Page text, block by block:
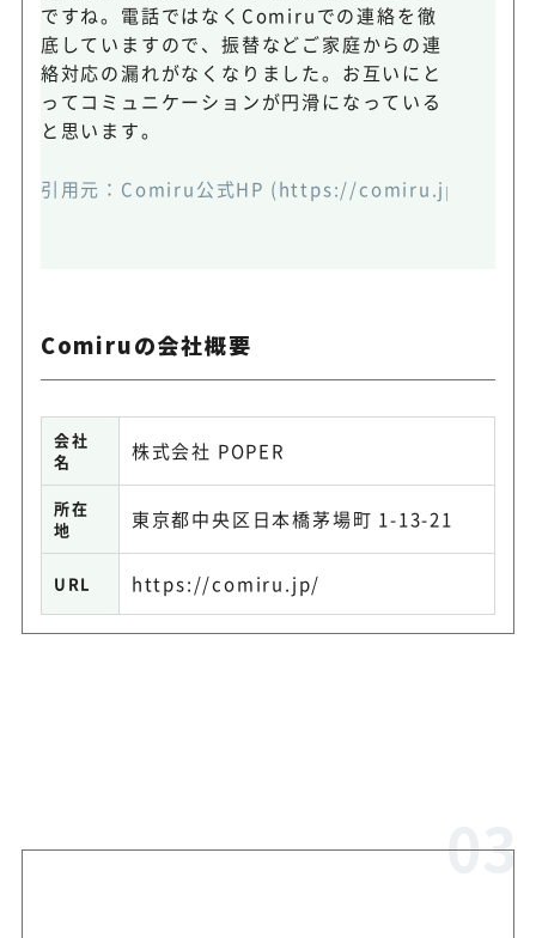
ですね。電話ではなくComiruでの連絡を徹
底していますので、振替などご家庭からの連
絡対応の漏れがなくなりました。お互いにと
ってコミュニケーションが円滑になっている
と思います。
引用元： Comiru公式HP (https://comiru.jp/)
Comiruの会社概要
会社
名
株式会社 POPER
所在
地
東京都中央区日本橋茅場町 1-13-21
URL https://comiru.jp/